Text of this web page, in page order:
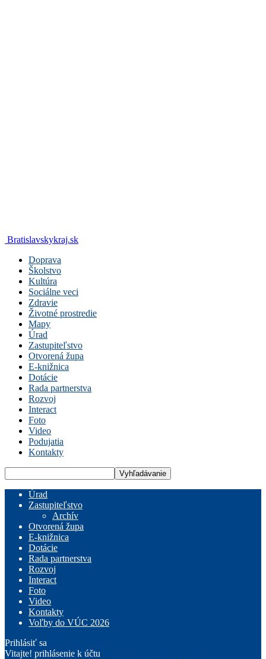
Bratislavskykraj.sk
Doprava
Školstvo
Kultúra
Sociálne veci
Zdravie
Životné prostredie
Mapy
Úrad
Zastupiteľstvo
Otvorená župa
E-knižnica
Dotácie
Rada partnerstva
Rozvoj
Interact
Foto
Video
Podujatia
Kontakty
Úrad
Zastupiteľstvo
Archív
Otvorená župa
E-knižnica
Dotácie
Rada partnerstva
Rozvoj
Interact
Foto
Video
Kontakty
Voľby do VÚC 2026
Prihlásiť sa
Vitajte! prihlásenie k účtu